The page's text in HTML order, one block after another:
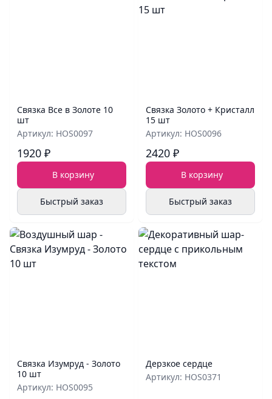
Связка Все в Золоте 10
шт
Артикул: HOS0097
1920 ₽
В корзину
Быстрый заказ
Связка Золото + Кристалл
15 шт
Артикул: HOS0096
2420 ₽
В корзину
Быстрый заказ
Связка Изумруд - Золото
10 шт
Артикул: HOS0095
Дерзкое сердце
Артикул: HOS0371